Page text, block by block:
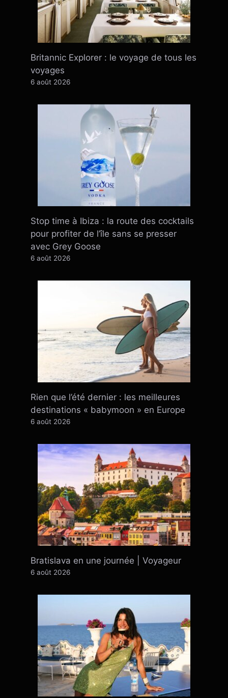
Britannic Explorer : le voyage de tous les
voyages
6 août 2026
Stop time à Ibiza : la route des cocktails
pour profiter de l’île sans se presser
avec Grey Goose
6 août 2026
Rien que l’été dernier : ​​les meilleures
destinations « babymoon » en Europe
6 août 2026
Bratislava en une journée | Voyageur
6 août 2026